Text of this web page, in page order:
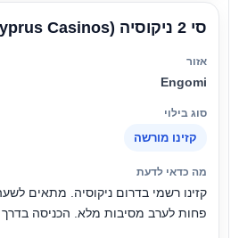
סי 2 ניקוסיה (C2 Nicosia Cyprus Casinos)
Engomi
קזינו מורשה
קזינו רשמי בדרום ניקוסיה. מתאים
פחות לערב מסיבות מלא. הכניסה בדרך כלל